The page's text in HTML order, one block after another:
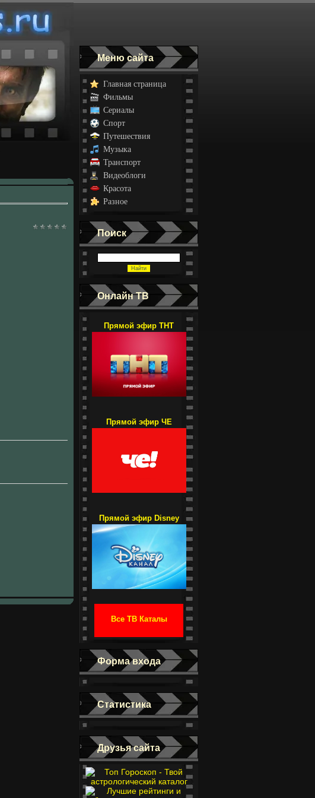
Меню сайта
Главная страница
Фильмы
Сериалы
Спорт
Путешествия
Музыка
Транспорт
Видеоблоги
Красота
Разное
Поиск
Онлайн ТВ
Прямой эфир ТНТ
Прямой эфир ЧЕ
Прямой эфир Disney
Все ТВ Каталы
Форма входа
Статистика
Друзья сайта